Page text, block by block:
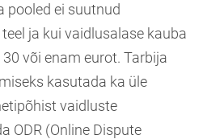
pooled ei suutnud
ja kui vaidlusalase kauba
või enam eurot. Tarbija
kasutada ka üle
vaidluste
ODR (Online Dispute